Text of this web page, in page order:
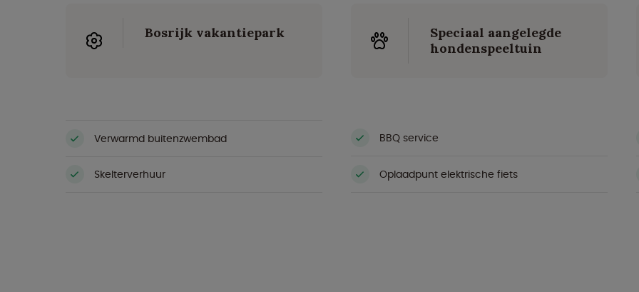
Bosrijk vakantiepark
Speciaal aangelegde
hondenspeeltuin
Verwarmd buitenzwembad BBQ service
Skelterverhuur Oplaadpunt elektrische fiets